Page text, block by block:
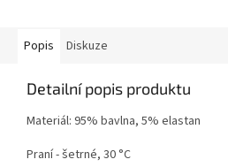
Popis Diskuze
Detailní popis produktu
Materiál: 95% bavlna, 5% elastan
Praní - šetrné, 30 °C